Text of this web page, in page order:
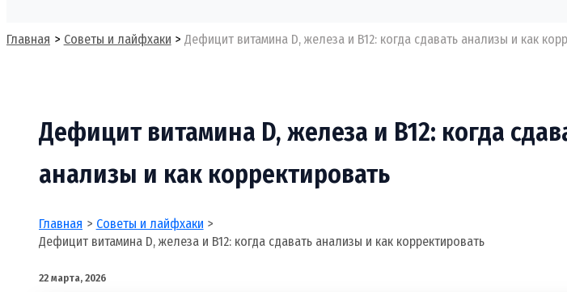
Главная Советы и лайфхаки Дефицит витамина D, железа и B12: когда сдавать анализы и как
Дефицит витамина D, железа и B12: когда
анализы и как корректировать
Главная
Советы и лайфхаки
Дефицит витамина D, железа и B12: когда сдавать анализы и как корректировать
22 марта, 2026